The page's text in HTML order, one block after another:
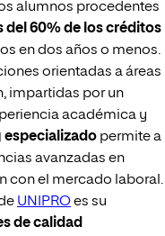
alumnos procedentes
del 60% de los créditos
en dos años o menos.
orientadas a áreas
impartidas por un
académica y
permite a
avanzadas en
con el mercado laboral.
UNIPROes su
de calidad